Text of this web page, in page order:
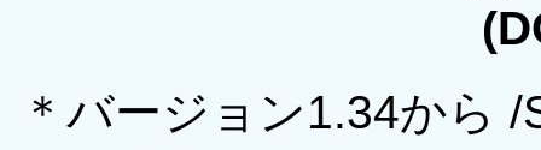
＊バージョン1.34から